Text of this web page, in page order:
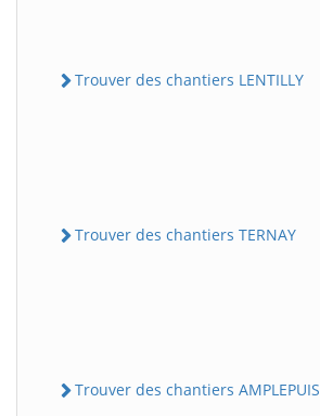
Trouver des chantiers LENTILLY
Trouver des chantiers TERNAY
Trouver des chantiers AMPLEPUIS